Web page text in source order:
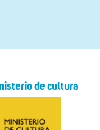
de cultura